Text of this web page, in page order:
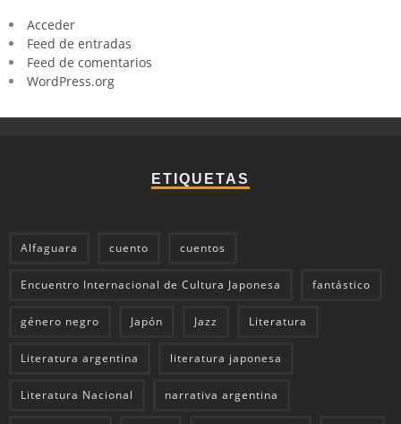
Acceder
Feed de entradas
Feed de comentarios
WordPress.org
ETIQUETAS
Alfaguara cuento cuentos
Encuentro Internacional de Cultura Japonesa fantástico
género negro Japón Jazz Literatura
Literatura argentina literatura japonesa
Literatura Nacional narrativa argentina